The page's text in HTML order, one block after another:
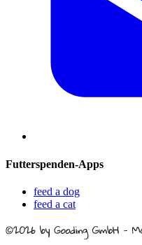
Futterspenden-Apps
feed a dog
feed a cat